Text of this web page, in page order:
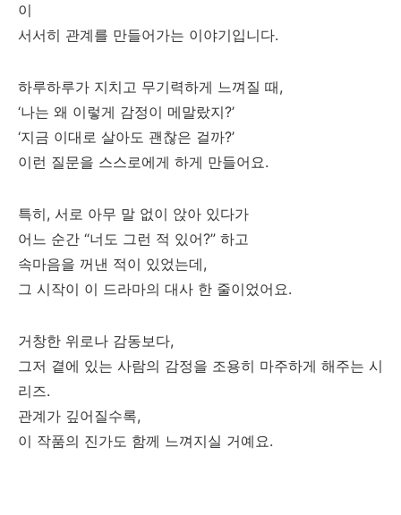
이
서서히 관계를 만들어가는 이야기입니다.
하루하루가 지치고 무기력하게 느껴질 때,
‘나는 왜 이렇게 감정이 메말랐지?’
‘지금 이대로 살아도 괜찮은 걸까?’
이런 질문을 스스로에게 하게 만들어요.
특히, 서로 아무 말 없이 앉아 있다가
어느 순간 “너도 그런 적 있어?” 하고
속마음을 꺼낸 적이 있었는데,
그 시작이 이 드라마의 대사 한 줄이었어요.
거창한 위로나 감동보다,
그저 곁에 있는 사람의 감정을 조용히 마주하게 해주는 시
리즈.
관계가 깊어질수록,
이 작품의 진가도 함께 느껴지실 거예요.